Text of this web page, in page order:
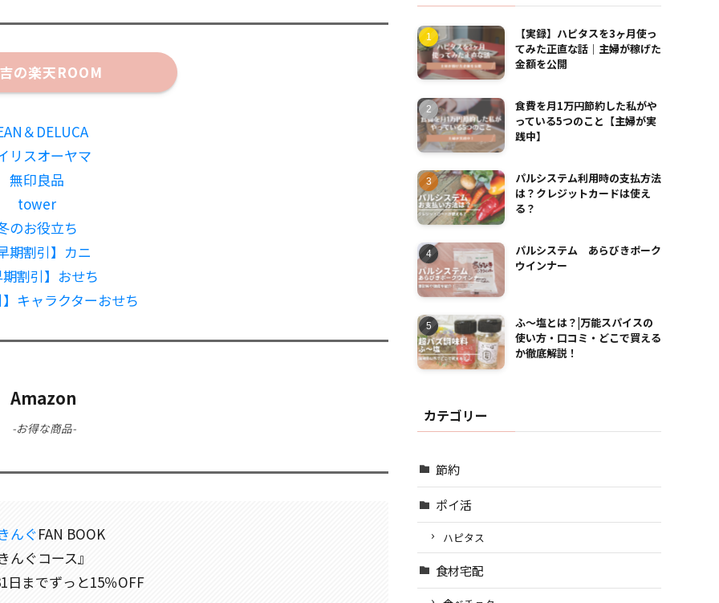
の楽天ROOM
＆DELUCA
リスオーヤマ
無印良品
tower
のお役立ち
期割引】カニ
割引】おせち
キャラクターおせち
Amazon
-お得な商品-
んぐFAN BOOK
んぐコース』
日までずっと15％OFF
【実録】ハピタスを3ヶ月使っ
てみた正直な話｜主婦が稼げた
金額を公開
食費を月1万円節約した私がや
っている5つのこと【主婦が実
践中】
パルシステム利用時の支払方法
は？クレジットカードは使え
る？
パルシステム あらびきポーク
ウインナー
ふ～塩とは？|万能スパイスの
使い方・口コミ・どこで買える
か徹底解説！
カテゴリー
節約
ポイ活
ハピタス
食材宅配